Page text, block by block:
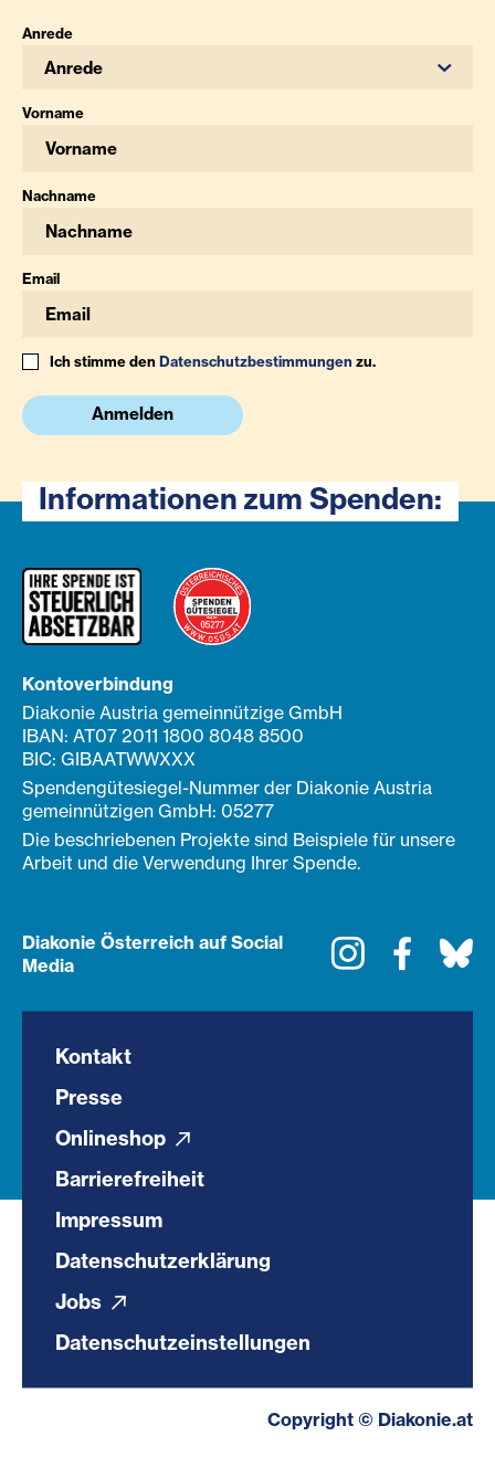
Anrede
Anrede
Vorname
Nachname
Email
Ich stimme denDatenschutzbestimmungenzu.
Anmelden
Informationen zum Spenden:
Kontoverbindung
Diakonie Austria gemeinnützige GmbH
IBAN: AT07 2011 1800 8048 8500
BIC: GIBAATWWXXX
Spendengütesiegel-Nummer der Diakonie Austria
gemeinnützigen GmbH: 05277
Die beschriebenen Projekte sind Beispiele für unsere
Arbeit und die Verwendung Ihrer Spende.
Diakonie Österreich auf Social
Media
Instagram
Kontakt
Presse
Onlineshop
Barrierefreiheit
Impressum
Datenschutzerklärung
Jobs
Datenschutzeinstellungen
Copyright © Diakonie.at